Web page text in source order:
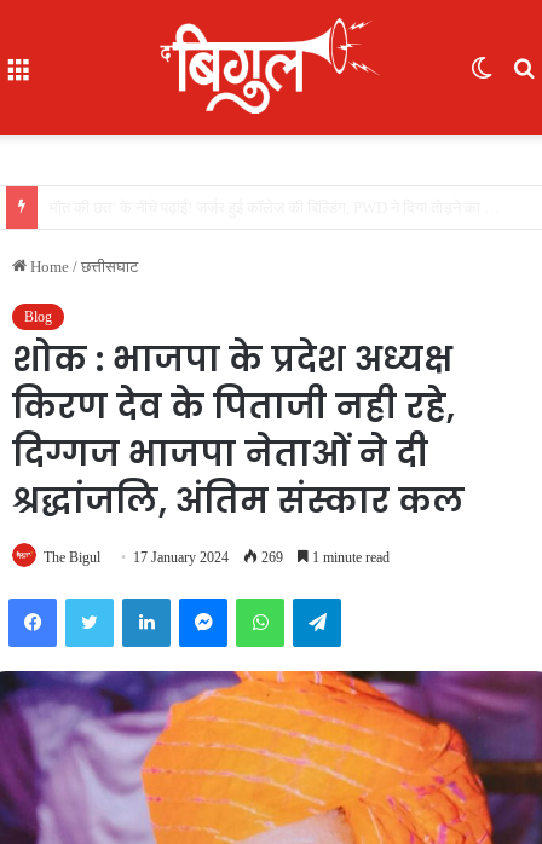
Home / छत्तीसघाट
Blog
शोक : भाजपा के प्रदेश अध्यक्ष
किरण देव के पिताजी नही रहे,
दिग्गज भाजपा नेताओं ने दी
श्रद्धांजलि, अंतिम संस्कार कल
The Bigul 17 January 2024 269 1 minute read
FacebookTwitter LinkedInMessengerWhatsAppTelegram